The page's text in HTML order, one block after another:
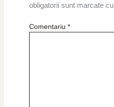
obligatorii sunt marcate cu
Comentariu *